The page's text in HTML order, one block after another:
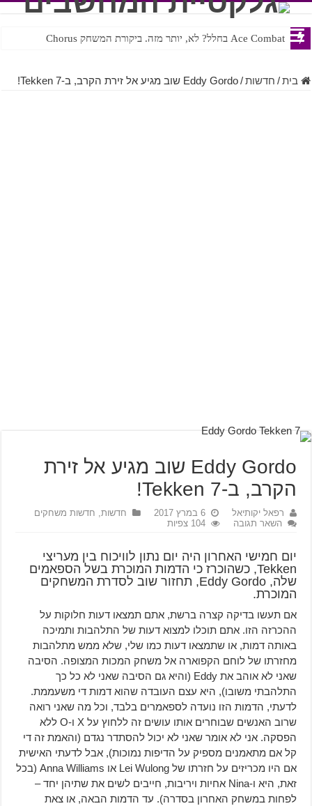
Ace Combat בחלל? לא, יותר מזה. ביקורת המשחק Chorus
Steven Universe והשירים שתורגמו בצורה נוראית לעברית
בית / חדשות / Eddy Gordo שוב מגיע אל זירת הקרב, ב-Tekken 7!
Eddy Gordo שוב מגיע אל זירת
הקרב, ב-Tekken 7!
רפאל יקותיאל 6 במרץ 2017 חדשות, חדשות משחקים
השאר תגובה
104 צפיות
יום חמישי האחרון היה יום נתון לוויכוח בין מעריצי
Tekken, כשהוכרז כי הדמות המוכרת בשל הספאמים
שלה, Eddy Gordo, תחזור שוב לסדרת המשחקים
המוכרת.
אם תעשו בדיקה קצרה ברשת, אתם תמצאו דעות חלוקות על
ההכרזה הזו. אתם תוכלו למצוא דעות של התלהבות ותמיכה
באותה דמות, או שתמצאו דעות כמו שלי, שלא ממש מתלהבות
מחזרתו של לוחם הקפוארה אל משחק המכות המצופה. הסיבה
שאני לא אוהב את Eddy (והיא גם הסיבה שאני לא כל כך
התלהבתי משובו), היא עצם העובדה שהוא דמות די משעממת.
לדעתי, הדמות הזו נועדה לספאמרים בלבד, וכל מה שאני רואה
שרוב האנשים שבוחרים אותו עושים זה ללחוץ על X ו-O ללא
הפסקה. אני לא אומר שאני לא יכול להסתדר נגדם (והאמת זה די
קל אם מתאמנים מספיק על הדיפות נמוכות), אבל לדעתי האישית
אם היו מכריזים על חזרתו של Lei Wulong או Anna Williams (בכל
זאת, היא ו-Nina אחיות ויריבות, חייבים לשים את שתיהן יחד –
לפחות במשחק האחרון בסדרה). עד הדמות הבאה, או צאת